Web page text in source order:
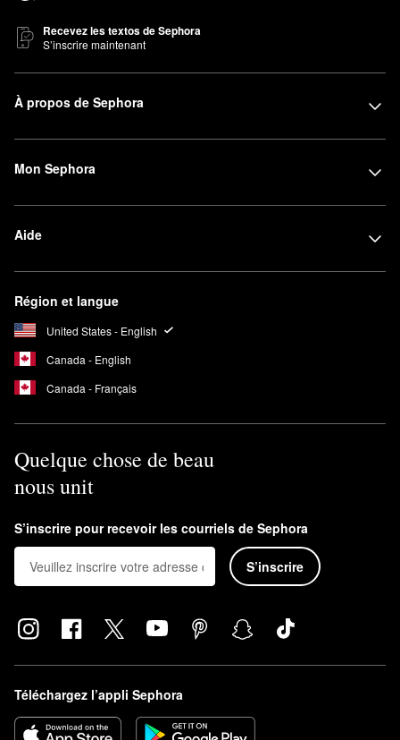
Recevez les textos de Sephora
S’inscrire maintenant
À propos de Sephora
Mon Sephora
Aide
Région et langue
United States - English
Canada - English
Canada - Français
Quelque chose de beau
nous unit
S’inscrire pour recevoir les courriels de Sephora
S’inscrire
Téléchargez l’appli Sephora